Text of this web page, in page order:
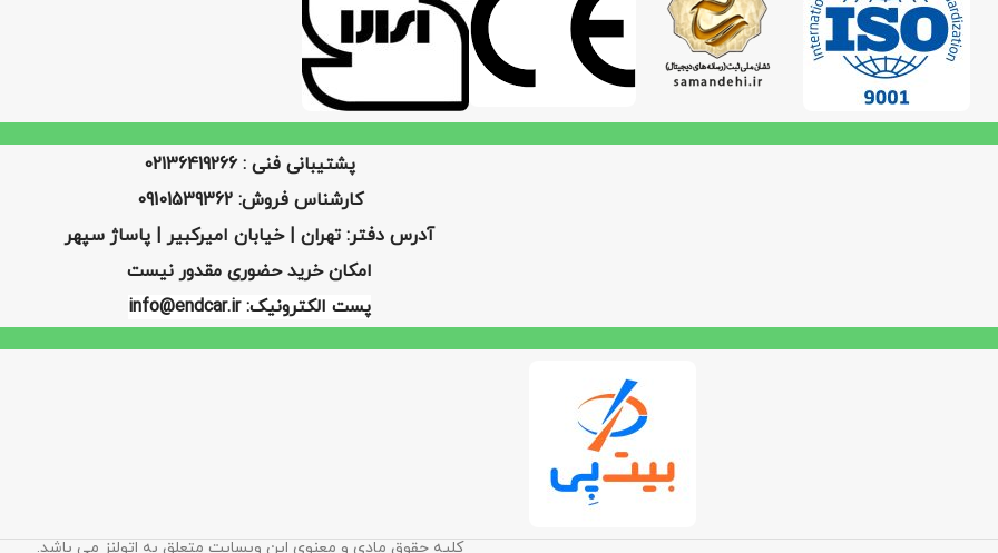
پشتیبانی فنی : 02136419266
کارشناس فروش: 09101539362
آدرس دفتر: تهران | خیابان امیرکبیر | پاساژ سپهر
امکان خرید حضوری مقدور نیست
پست الکترونیک: info@endcar.ir
کلیه حقوق مادی و معنوی این وبسایت متعلق به اتولنز می باشد.